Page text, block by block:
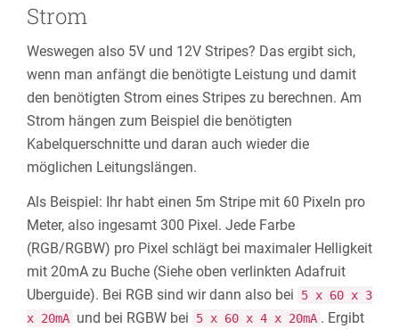
Strom
Weswegen also 5V und 12V Stripes? Das ergibt sich,
wenn man anfängt die benötigte Leistung und damit
den benötigten Strom eines Stripes zu berechnen. Am
Strom hängen zum Beispiel die benötigten
Kabelquerschnitte und daran auch wieder die
möglichen Leitungslängen.
Als Beispiel: Ihr habt einen 5m Stripe mit 60 Pixeln pro
Meter, also ingesamt 300 Pixel. Jede Farbe
(RGB/RGBW) pro Pixel schlägt bei maximaler Helligkeit
mit 20mA zu Buche (Siehe oben verlinkten Adafruit
Uberguide). Bei RGB sind wir dann also bei
5 x 60 x 3
x 20mA und bei RGBW bei 5 x 60 x 4 x 20mA . Ergibt